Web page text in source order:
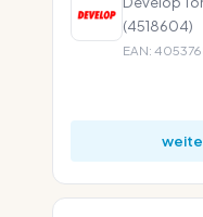
(4518604)
EAN: